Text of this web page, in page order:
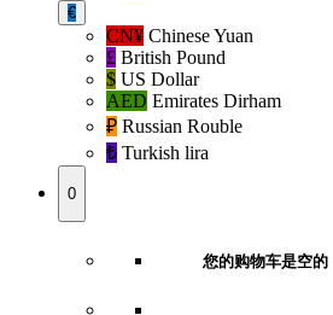
€
CN¥ Chinese Yuan
£ British Pound
$ US Dollar
AED Emirates Dirham
₽‎ Russian Rouble
₺‎ Turkish lira
0
您的购物车是空的